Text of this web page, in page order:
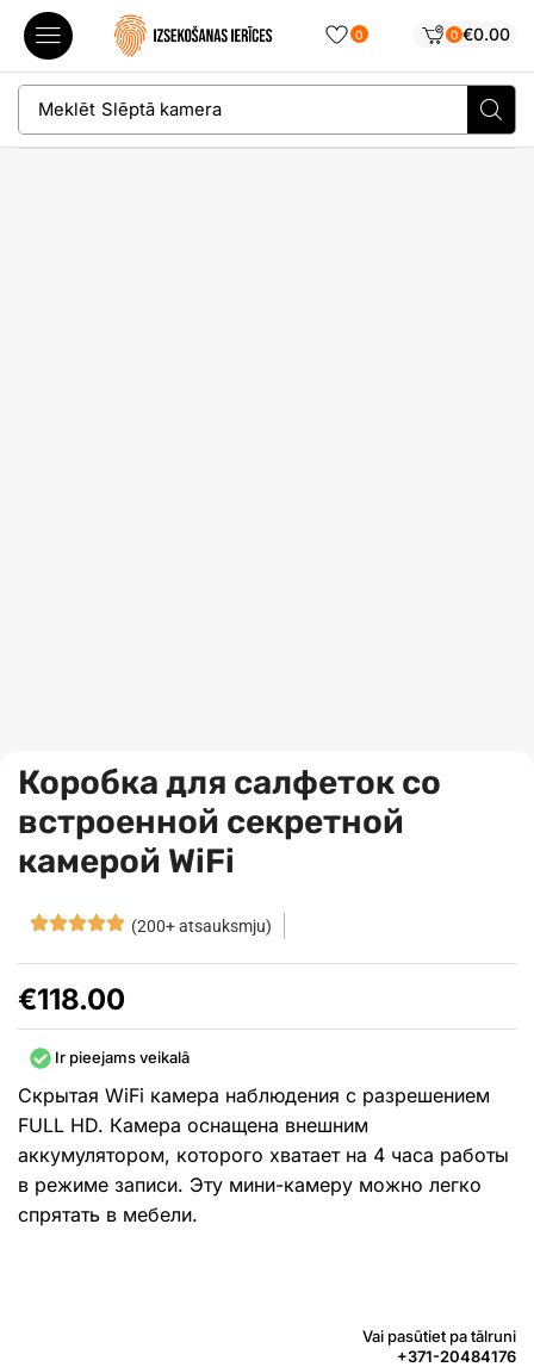
0 0 €0.00
Meklēt Slēptā kamera
Коробка для салфеток со
встроенной секретной
камерой WiFi
(200+ atsauksmju)
€118.00
Ir pieejams veikalā
Скрытая WiFi камера наблюдения с разрешением
FULL HD. Камера оснащена внешним
аккумулятором, которого хватает на 4 часа работы
в режиме записи. Эту мини-камеру можно легко
спрятать в мебели.
Vai pasūtiet pa tālruni
+371-20484176